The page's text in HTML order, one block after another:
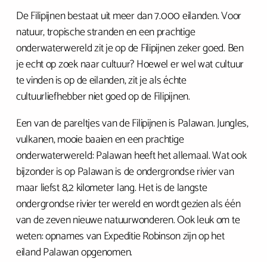
De Filipijnen bestaat uit meer dan 7.000 eilanden. Voor
natuur, tropische stranden en een prachtige
onderwaterwereld zit je op de Filipijnen zeker goed. Ben
je echt op zoek naar cultuur? Hoewel er wel wat cultuur
te vinden is op de eilanden, zit je als échte
cultuurliefhebber niet goed op de Filipijnen.
Een van de pareltjes van de Filipijnen is Palawan. Jungles,
vulkanen, mooie baaien en een prachtige
onderwaterwereld: Palawan heeft het allemaal. Wat ook
bijzonder is op Palawan is de ondergrondse rivier van
maar liefst 8,2 kilometer lang. Het is de langste
ondergrondse rivier ter wereld en wordt gezien als één
van de zeven nieuwe natuurwonderen. Ook leuk om te
weten: opnames van Expeditie Robinson zijn op het
eiland Palawan opgenomen.